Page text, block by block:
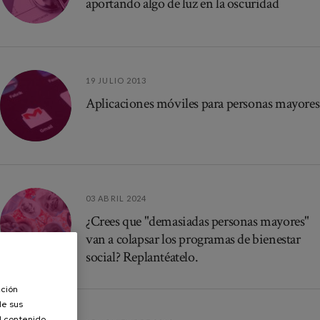
19 JULIO 2013
Aplicaciones móviles para personas mayores
03 ABRIL 2024
¿Crees que "demasiadas personas mayores"
van a colapsar los programas de bienestar
social? Replantéatelo.
sus